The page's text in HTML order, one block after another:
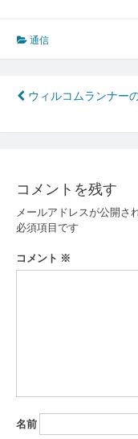
通信
投
稿
ビ
ゲ
ー
シ
ウィルコムランナー
コメントを残す
メールアドレスが公開さ
必須項目です
コメント ※
名前